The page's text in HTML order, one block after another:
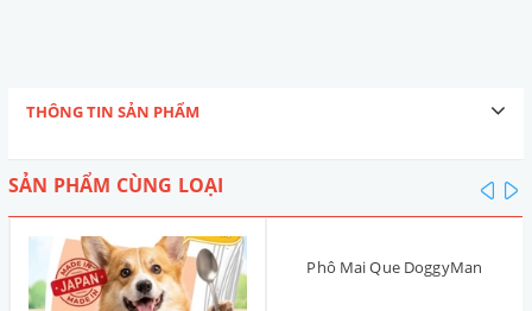
THÔNG TIN SẢN PHẨM
SẢN PHẨM CÙNG LOẠI
Phô Mai Que DoggyMan